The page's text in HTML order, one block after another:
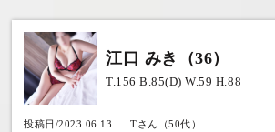
江口 みき（36）
T.156 B.85(D) W.59 H.88
投稿日/2023.06.13 Tさん（50代）